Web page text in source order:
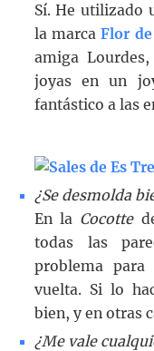
Sí. He utilizado
la marcaFlor de
amiga
joyas en un
fantástico a las
¿Se desmolda
En la Cocotte
todas las
problema
vuelta. Si lo
bien, y en otras
¿Me vale